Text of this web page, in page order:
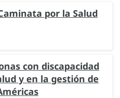
por la Salud
con discapacidad
y en la gestión de